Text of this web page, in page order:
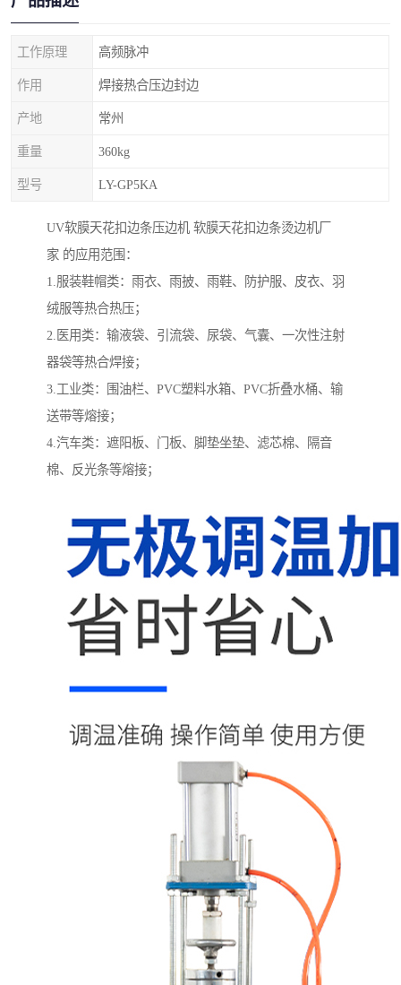
工作原理 高频脉冲
作用 焊接热合压边封边
产地 常州
重量 360kg
型号 LY-GP5KA
UV软膜天花扣边条压边机 软膜天花扣边条烫边机厂
家 的应用范围：
1.服装鞋帽类：雨衣、雨披、雨鞋、防护服、皮衣、羽
绒服等热合热压；
2.医用类：输液袋、引流袋、尿袋、气囊、一次性注射
器袋等热合焊接；
3.工业类：围油栏、PVC塑料水箱、PVC折叠水桶、输
送带等熔接；
4.汽车类：遮阳板、门板、脚垫坐垫、滤芯棉、隔音
棉、反光条等熔接；